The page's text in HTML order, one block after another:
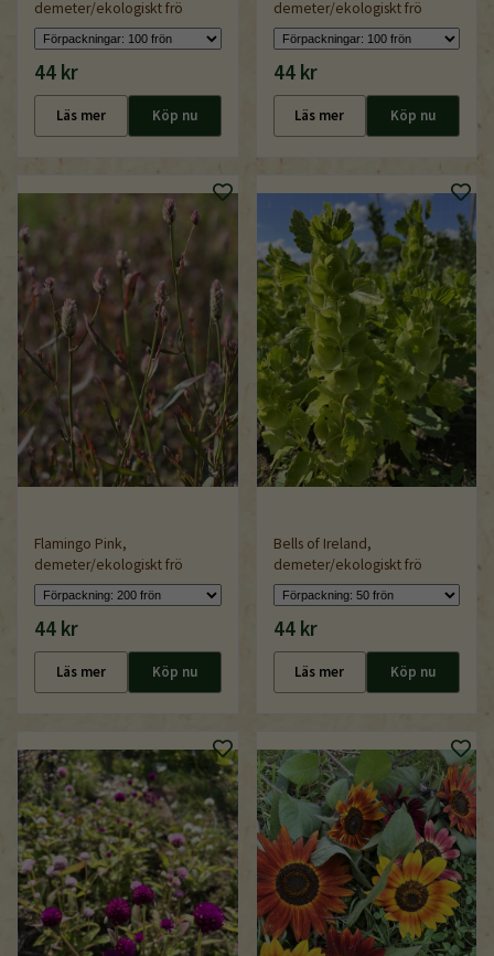
demeter/ekologiskt frö
44 kr
Läs mer Köp nu
demeter/ekologiskt frö
44 kr
Läs mer Köp nu
Flamingo Pink,
demeter/ekologiskt frö
44 kr
Läs mer Köp nu
Bells of Ireland,
demeter/ekologiskt frö
44 kr
Läs mer Köp nu